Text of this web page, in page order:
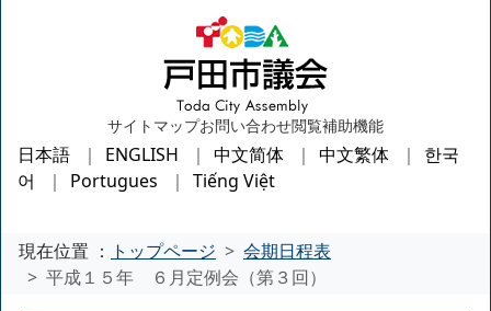
サイトマップお問い合わせ閲覧補助機能
日本語 ENGLISH 中文简体 中文繁体
한국
어
Portugues Tiếng Việt
現在位置 ： トップページ
会期日程表
平成１５年 ６月定例会（第３回）